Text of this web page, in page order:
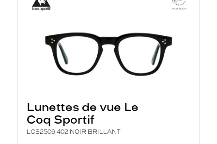
Lunettes de vue Le
Coq Sportif
LCS2506 402 NOIR BRILLANT